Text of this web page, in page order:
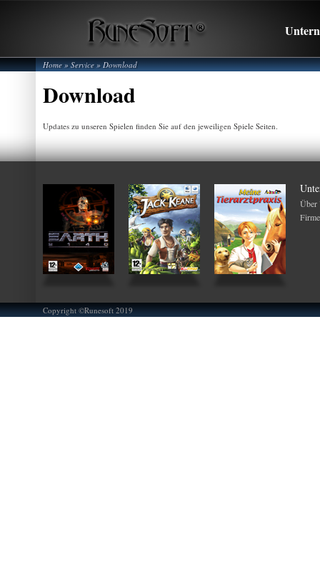
Home»Service»Download
Download
Updates zu unseren Spielen finden Sie auf den jeweiligen Spiele Seiten.
Über
Copyright ©Runesoft 2019